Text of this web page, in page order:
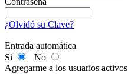
¿Olvidó su Clave?
Entrada automática
Si
No
Agregarme a los usuarios activos